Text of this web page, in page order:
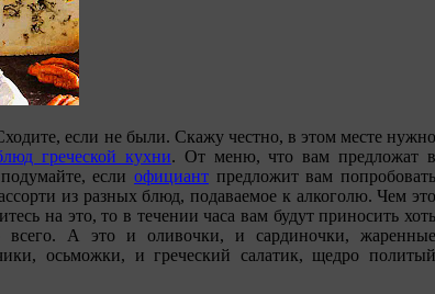
если не были. Скажу честно, в этом месте нужно
греческой кухни. От меню, что вам предложат в
если официант предложит вам попробовать
из разных блюд, подаваемое к алкоголю. Чем это
на это, то в течении часа вам будут приносить хоть
всего. А это и оливочки, и сардиночки, жаренные
осьможки, и греческий салатик, щедро политый